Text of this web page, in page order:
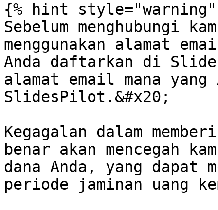
{% hint style="warning"
Sebelum menghubungi
menggunakan alamat
Anda daftarkan di
alamat email mana yang
SlidesPilot.&#x20;
Kegagalan dalam
benar akan mencegah
dana Anda, yang dapat
periode jaminan uang